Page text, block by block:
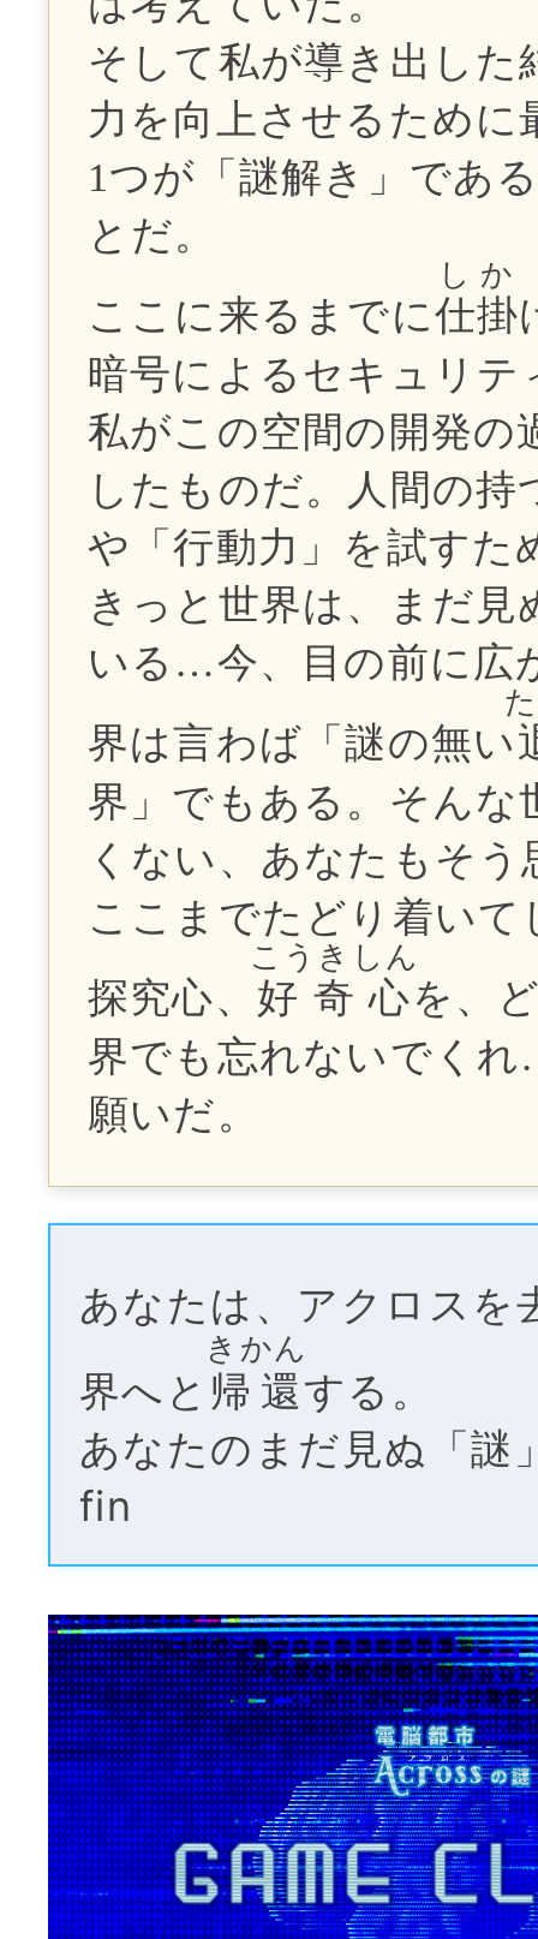
そして私が導き出した
力を向上させるために
1つが「謎解き」であ
とだ。
ここに来るまでに仕掛
しか
暗号によるセキュリテ
私がこの空間の開発の
したものだ。人間の持
や「行動力」を試すた
きっと世界は、まだ見
いる…今、目の前に広
界は言わば「謎の無い
界」でもある。そんな
くない、あなたもそ
ここまでたどり着い
探究心、 好奇心
こうきしん
を、
界でも忘れないでく
願いだ。
あなたは、アクロスを
界へと 帰還
きかん
する。
あなたのまだ見ぬ「謎
fin